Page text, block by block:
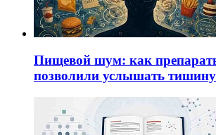
Пищевой шум: как
позволили услышать тишину